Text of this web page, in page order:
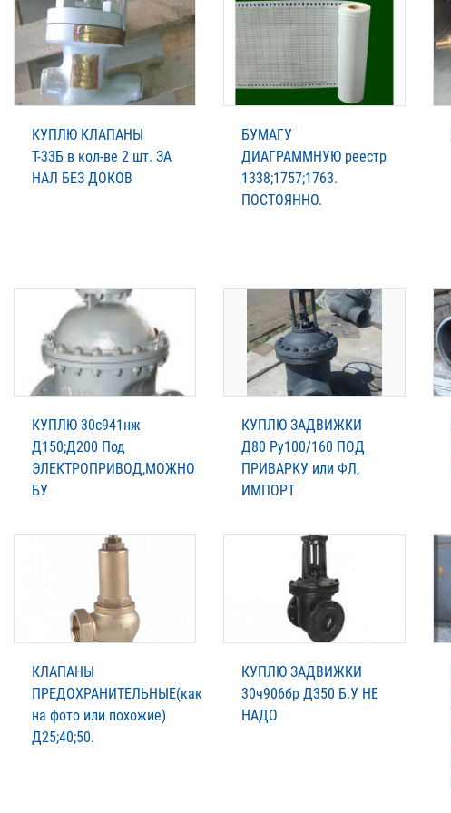
КУПЛЮ КЛАПАНЫ
Т-33Б в кол-ве 2 шт. ЗА
НАЛ БЕЗ ДОКОВ
БУМАГУ
ДИАГРАММНУЮ реестр
1338;1757;1763.
ПОСТОЯННО.
КУПЛЮ 30с941нж
Д150;Д200 Под
ЭЛЕКТРОПРИВОД,МОЖНО
БУ
КУПЛЮ ЗАДВИЖКИ
Д80 Ру100/160 ПОД
ПРИВАРКУ или ФЛ,
ИМПОРТ
КЛАПАНЫ
ПРЕДОХРАНИТЕЛЬНЫЕ(как
на фото или похожие)
Д25;40;50.
КУПЛЮ ЗАДВИЖКИ
30ч906бр Д350 Б.У НЕ
НАДО